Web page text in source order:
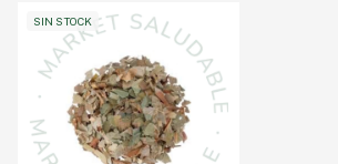
SIN STOCK